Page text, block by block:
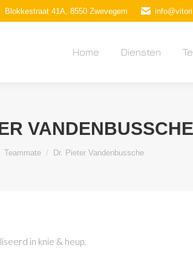
Blokkestraat 41A, 8550 Zwevegem
Home Diensten
VANDENBUSSCHE
hier:
Teammate Dr. Pieter Vandenbussche
in knie & heup.
Home Diensten